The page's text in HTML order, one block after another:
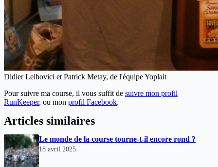
Didier Leibovici et Patrick Metay, de l'équipe Yoplait
Pour suivre ma course, il vous suffit de suivre mon profil
RunKeeper, ou mon profil Facebook.
Articles similaires
Le monde de la course tourne-t-il encore rond ?
18 avril 2025